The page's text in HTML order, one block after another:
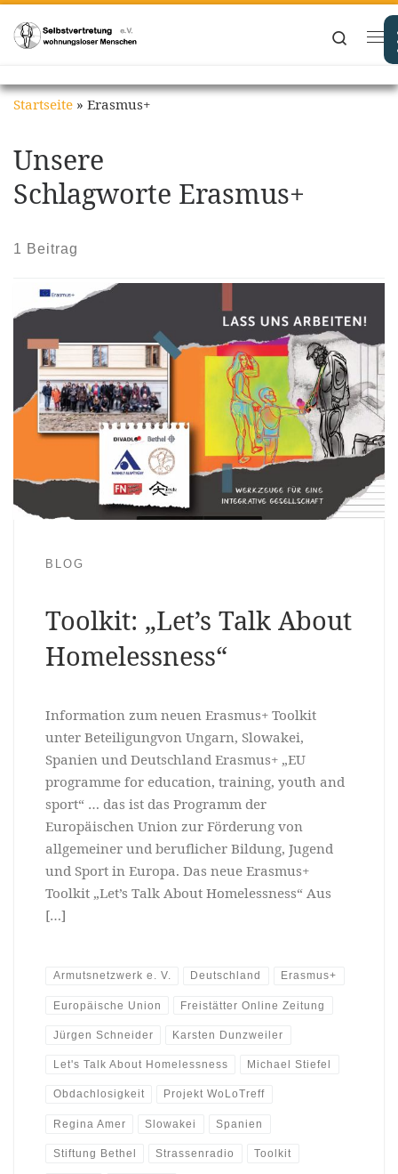
Zum Inhalt springen
Search
Startseite » Erasmus+
Unsere
Schlagworte Erasmus+
1 Beitrag
BLOG
Toolkit: „Let’s Talk About
Homelessness“
Information zum neuen Erasmus+ Toolkit
unter Beteiligungvon Ungarn, Slowakei,
Spanien und Deutschland Erasmus+ „EU
programme for education, training, youth and
sport“ … das ist das Programm der
Europäischen Union zur Förderung von
allgemeiner und beruflicher Bildung, Jugend
und Sport in Europa. Das neue Erasmus+
Toolkit „Let’s Talk About Homelessness“ Aus
[…]
Armutsnetzwerk e. V. Deutschland Erasmus+
Europäische Union Freistätter Online Zeitung
Jürgen Schneider Karsten Dunzweiler
Let's Talk About Homelessness Michael Stiefel
Obdachlosigkeit Projekt WoLoTreff
Regina Amer Slowakei Spanien
Stiftung Bethel Strassenradio Toolkit